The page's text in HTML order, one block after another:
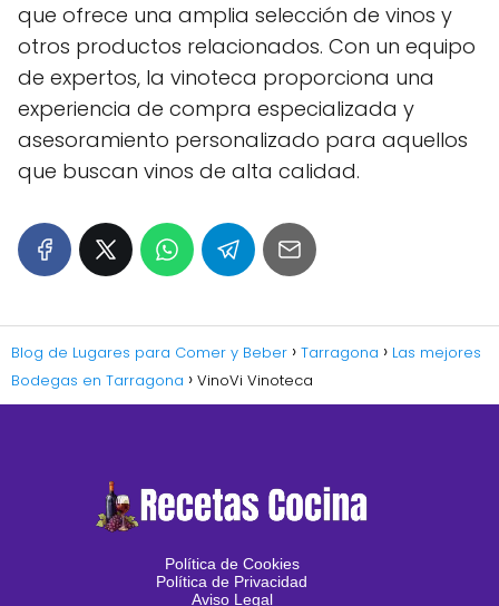
que ofrece una amplia selección de vinos y
otros productos relacionados. Con un equipo
de expertos, la vinoteca proporciona una
experiencia de compra especializada y
asesoramiento personalizado para aquellos
que buscan vinos de alta calidad.
Blog de Lugares para Comer y Beber Tarragona
Las mejores
Bodegas en Tarragona
VinoVi Vinoteca
Política de Cookies
Política de Privacidad
Aviso Legal